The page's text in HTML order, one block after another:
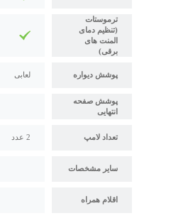
ترموستات
(تنظیم دمای
المنت های
برقی)
پوشش دیواره لعابی
پوشش صفحه
انتهایی
تعداد لامپ 2 عدد
سایر مشخصات
اقلام همراه